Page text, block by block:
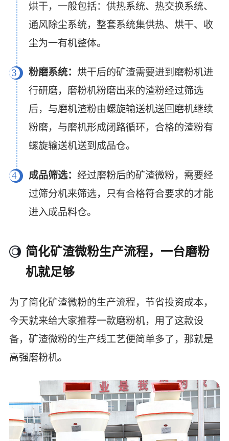
烘干，一般包括：供热系统、热交换系统、
通风除尘系统，整套系统集供热、烘干、收
尘为一有机整体。
3 粉磨系统： 烘干后的矿渣需要进到磨粉机进
行研磨，磨粉机粉磨出来的渣粉经过筛选
后，与磨机渣粉由螺旋输送机送回磨机继续
粉磨，与磨机形成闭路循环，合格的渣粉有
螺旋输送机送到成品仓。
4 成品筛选： 经过磨粉后的矿渣微粉，需要经
过筛分机来筛选，只有合格符合要求的才能
进入成品料仓。
简化矿渣微粉生产流程，一台磨粉
机就足够
为了简化矿渣微粉的生产流程，节省投资成本，
今天就来给大家推荐一款磨粉机，用了这款设
备，矿渣微粉的生产线工艺便简单多了，那就是
高强磨粉机。